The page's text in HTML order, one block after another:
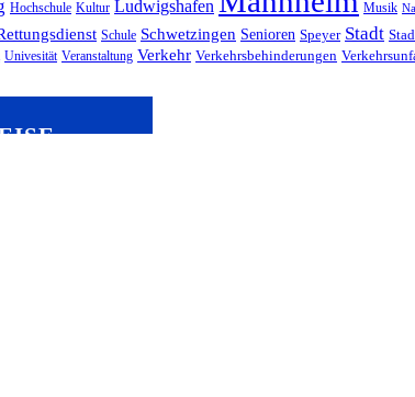
Hochschule Kultur Ludwigshafen Musik
Schule Schwetzingen Senioren Speyer Stadt
Univesität Veranstaltung Verkehr Verkehrsbehinderungen